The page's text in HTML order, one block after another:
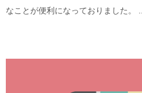
なことが便利になっておりました。 ...